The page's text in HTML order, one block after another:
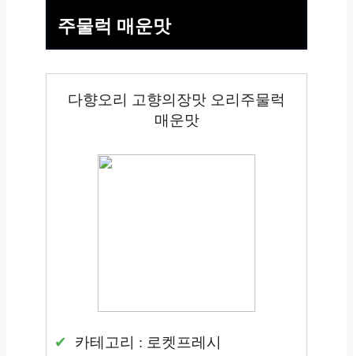
주물럭 매운맛
다향오리 고향의장맛 오리주물럭
매운맛
카테고리 : 로켓프레시